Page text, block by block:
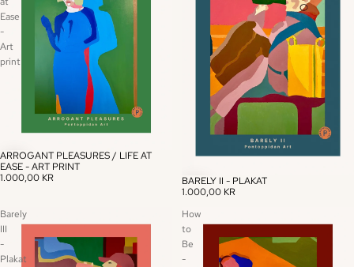
Ease
-
Art
print
ARROGANT PLEASURES / LIFE AT
EASE - ART PRINT
1.000,00 KR
BARELY II - PLAKAT
1.000,00 KR
Barely
III
-
Plakat
How
to
Be
-